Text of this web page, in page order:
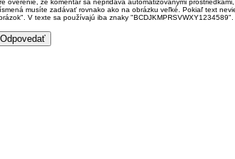
overenie, že komentár sa nepridáva automatizovanými
musíte zadávať rovnako ako na obrázku veľké. Pokiaľ text
V texte sa používajú iba znaky "BCDJKMPRSVWXY1234589".